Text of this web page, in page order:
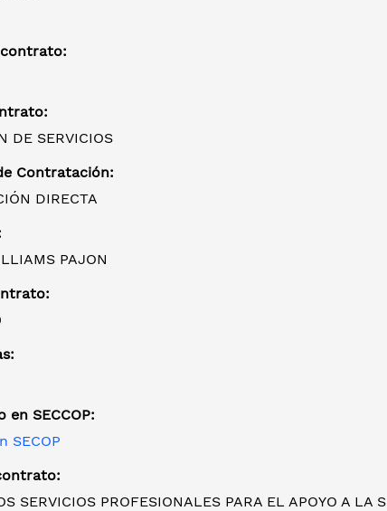
DE SERVICIOS
Contratación:
DIRECTA
PAJON
SECCOP:
SECOP
SERVICIOS PROFESIONALES PARA EL APOYO A LA